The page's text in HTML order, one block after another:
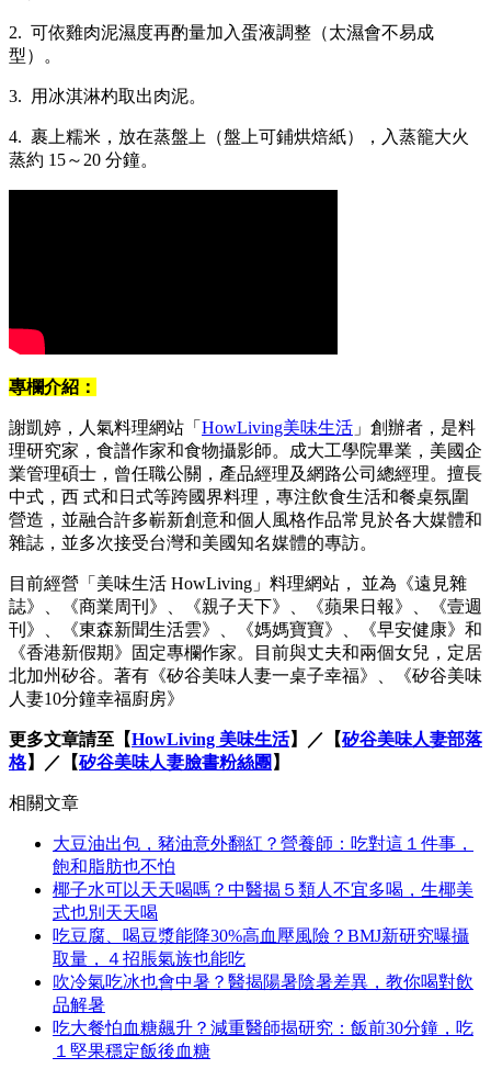
2. 可依雞肉泥濕度再酌量加入蛋液調整（太濕會不易成
型）。
3. 用冰淇淋杓取出肉泥。
4. 裹上糯米，放在蒸盤上（盤上可鋪烘焙紙），入蒸籠大火
蒸約 15～20 分鐘。
專欄介紹：
謝凱婷，人氣料理網站「 HowLiving美味生活 」創辦者，是料
理研究家，食譜作家和食物攝影師。成大工學院畢業，美國企
業管理碩士，曾任職公關，產品經理及網路公司總經理。擅長
中式，西 式和日式等跨國界料理，專注飲食生活和餐桌氛圍
營造，並融合許多嶄新創意和個人風格作品常見於各大媒體和
雜誌，並多次接受台灣和美國知名媒體的專訪。
目前經營「美味生活 HowLiving」料理網站， 並為《遠見雜
誌》、《商業周刊》、《親子天下》、《蘋果日報》、《壹週
刊》、《東森新聞生活雲》、《媽媽寶寶》、《早安健康》和
《香港新假期》固定專欄作家。目前與丈夫和兩個女兒，定居
北加州矽谷。著有《矽谷美味人妻一桌子幸福》、《矽谷美味
人妻10分鐘幸福廚房》
更多文章請至【HowLiving 美味生活】／【矽谷美味人妻部落
格】／【矽谷美味人妻臉書粉絲團 】
相關文章
大豆油出包，豬油意外翻紅？營養師：吃對這１件事，
飽和脂肪也不怕
椰子水可以天天喝嗎？中醫揭５類人不宜多喝，生椰美
式也別天天喝
吃豆腐、喝豆漿能降30%高血壓風險？BMJ新研究曝攝
取量，４招脹氣族也能吃
吹冷氣吃冰也會中暑？醫揭陽暑陰暑差異，教你喝對飲
品解暑
吃大餐怕血糖飆升？減重醫師揭研究：飯前30分鐘，吃
１堅果穩定飯後血糖